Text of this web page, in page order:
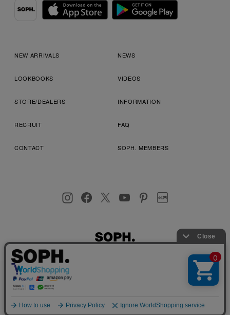
NEW ARRIVALS NEWS
LOOKBOOKS VIDEOS
STORE/DEALERS INFORMATION
RECRUIT FAQ
CONTACT SOPH. MEMBERS
プライバシーポリシー
店舗受取サービス
お客様により良いサービスを提供するため、cookie(クッキー)を
使用することがございます。 詳しくは
プライバシーポリシーを
ご確認ください。
OK